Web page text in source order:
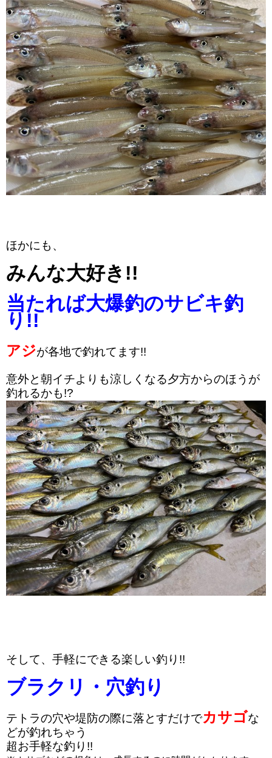
ほかにも、
みんな大好き!!
当たれば大爆釣のサビキ釣
り!!
アジが各地で釣れてます!!
意外と朝イチよりも涼しくなる夕方からのほうが
釣れるかも!?
そして、手軽にできる楽しい釣り!!
ブラクリ・穴釣り
テトラの穴や堤防の際に落とすだけでカサゴな
どが釣れちゃう
超お手軽な釣り!!